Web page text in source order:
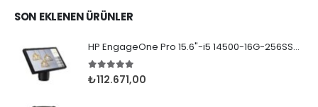
SON EKLENEN ÜRÜNLER
HP EngageOne Pro 15.6"-i5 14500-16G-256SSD-OST W11
5.00 5 üzerinden
₺112.671,00